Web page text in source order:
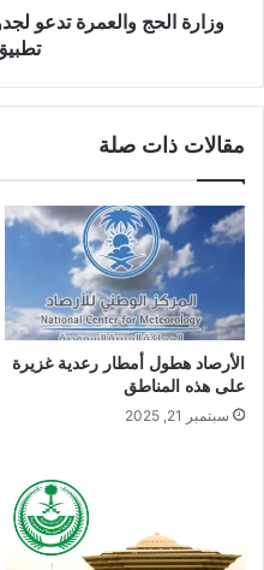
وزارة الحج والعمرة تدعو
مقالات ذات صلة
الأرصاد هطول أمطار رعدية غزيرة
على هذه المناطق
سبتمبر 21, 2025